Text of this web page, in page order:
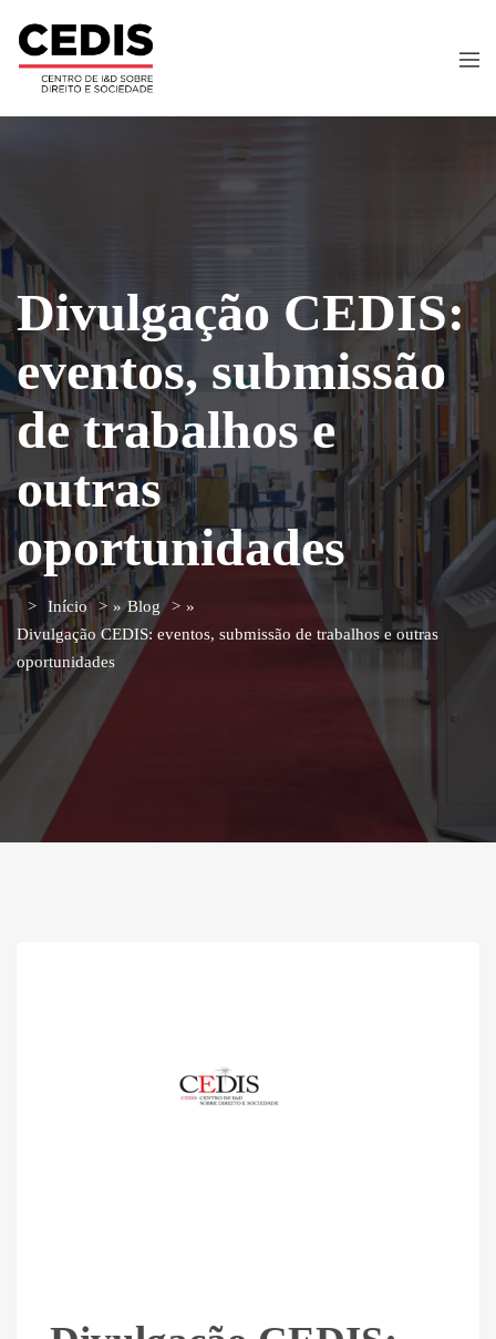
Divulgação CEDIS:
eventos, submissão
de trabalhos e
outras
oportunidades
Início » Blog
»
Divulgação CEDIS: eventos, submissão de trabalhos e outras
oportunidades